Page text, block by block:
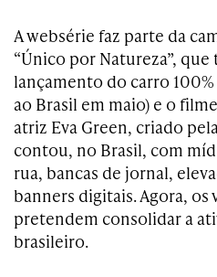
A websérie faz parte da
“Único por Natureza”,
lançamento do carro
ao Brasil em maio) e o
atriz Eva Green, criado
contou, no Brasil, com
rua, bancas de jornal,
banners digitais. Agora, os
pretendem consolidar a
brasileiro.